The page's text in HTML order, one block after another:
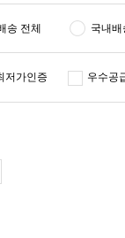
송 전체 국내배
저가인증 우수공